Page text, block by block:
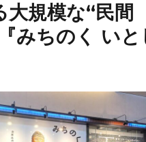
大規模な“民間
みちのく いと